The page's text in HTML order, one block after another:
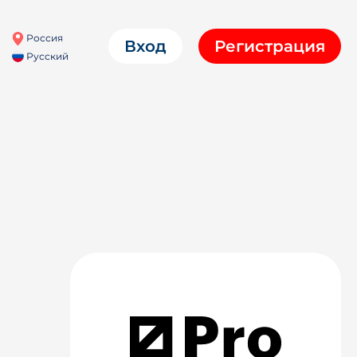
Россия
Русский
Вход Регистрация